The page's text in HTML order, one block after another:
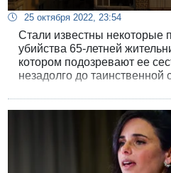
25 октября 2022, 23:54
Стали известны некоторые
убийства 65-летней
котором подозревают ее
незадолго до
просьбой изменить условия